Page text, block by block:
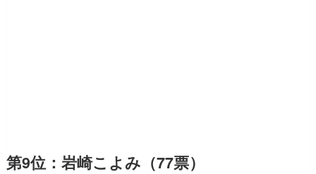
第9位：岩崎こよみ（77票）